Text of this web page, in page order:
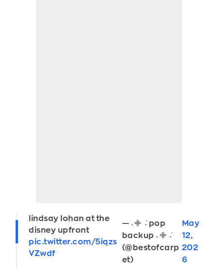
lindsay lohan at the
disney upfront
pic.twitter.com/5iqzs
VZwdf
— ˖᯽ ݁˖ pop
backup ˖᯽ ݁˖
(@bestofcarp
et)
May
12,
202
6